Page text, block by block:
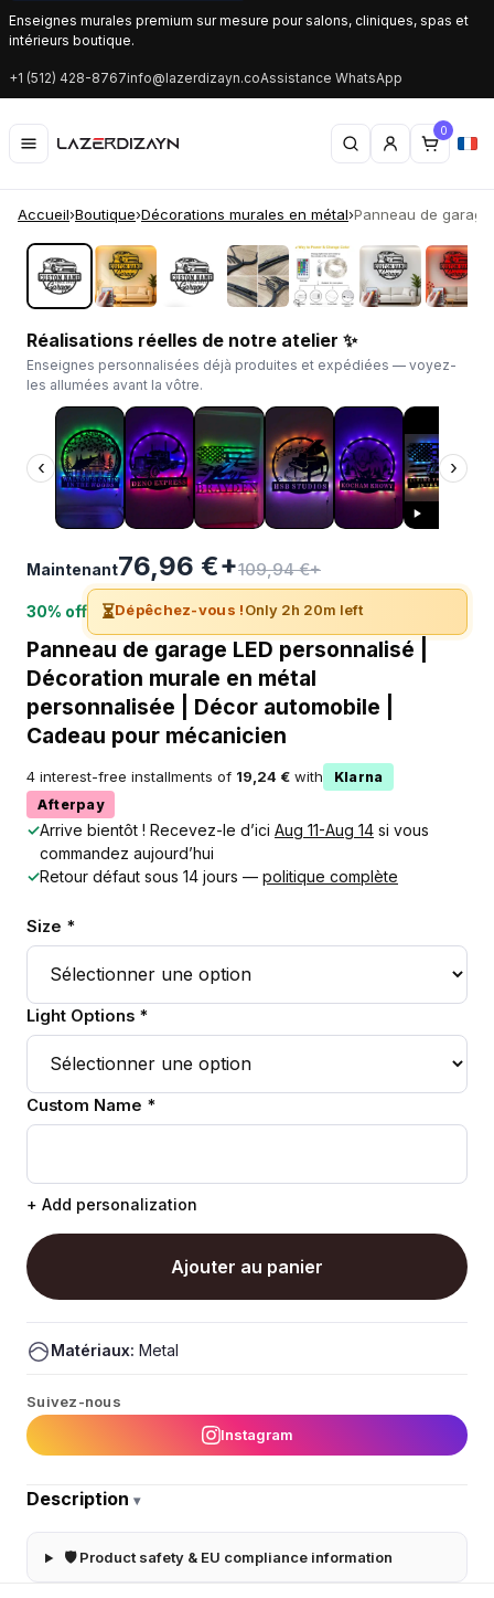
Enseignes murales premium sur mesure pour salons, cliniques, spas et
intérieurs boutique.
+1 (512) 428-8767info@lazerdizayn.coAssistance WhatsApp
0
Accueil›Boutique›Décorations murales en métal›Panneau de
‹ ›
Réalisations réelles de notre atelier ✨
Enseignes personnalisées déjà produites et expédiées — voyez-
les allumées avant la vôtre.
‹ ›
Maintenant76,96 €+109,94 €+
30% off ⏳Dépêchez-vous !Only 2h 20m left
Panneau de garage LED personnalisé |
Décoration murale en métal
personnalisée | Décor automobile |
Cadeau pour mécanicien
4 interest-free installments of 19,24 € with
Klarna
Afterpay
✓Arrive bientôt ! Recevez-le d’ici Aug 11-Aug 14 si vous
commandez aujourd’hui
✓Retour défaut sous 14 jours — politique complète
Size *
Light Options *
Custom Name *
+ Add personalization
Ajouter au panier
Matériaux: Metal
Suivez-nous
Instagram
Description ▾
🛡 Product safety & EU compliance information